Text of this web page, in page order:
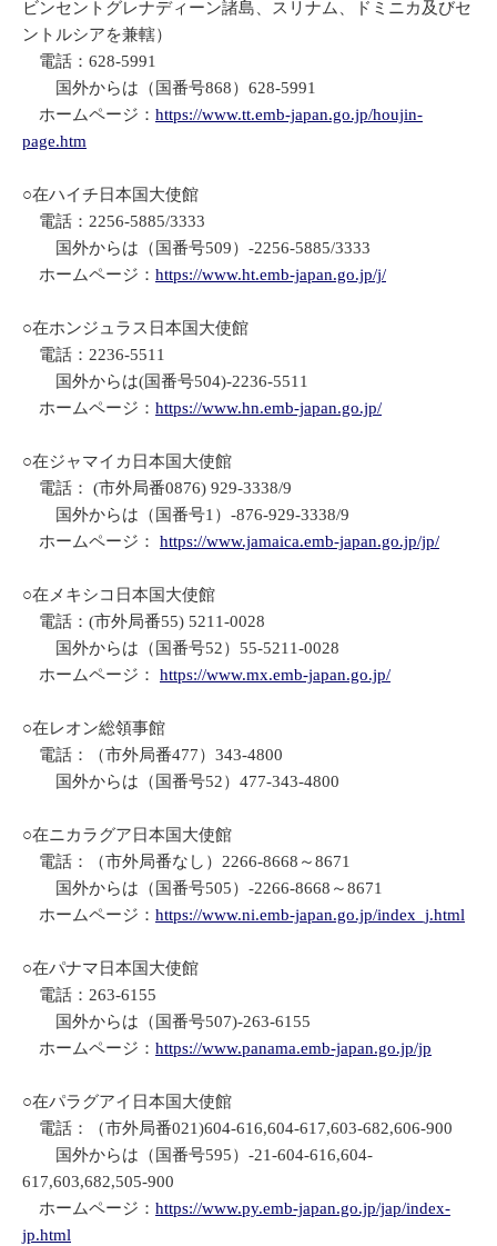
ビンセントグレナディーン諸島、スリナム、ドミニカ及びセ
ントルシアを兼轄）
電話：628-5991
国外からは（国番号868）628-5991
ホームページ： https://www.tt.emb-japan.go.jp/houjin-
page.htm
○在ハイチ日本国大使館
電話：2256-5885/3333
国外からは（国番号509）-2256-5885/3333
ホームページ： https://www.ht.emb-japan.go.jp/j/
○在ホンジュラス日本国大使館
電話：2236-5511
国外からは(国番号504)-2236-5511
ホームページ： https://www.hn.emb-japan.go.jp/
○在ジャマイカ日本国大使館
電話： (市外局番0876) 929-3338/9
国外からは（国番号1）-876-929-3338/9
ホームページ： https://www.jamaica.emb-japan.go.jp/jp/
○在メキシコ日本国大使館
電話：(市外局番55) 5211-0028
国外からは（国番号52）55-5211-0028
ホームページ： https://www.mx.emb-japan.go.jp/
○在レオン総領事館
電話：（市外局番477）343-4800
国外からは（国番号52）477-343-4800
○在ニカラグア日本国大使館
電話：（市外局番なし）2266-8668～8671
国外からは（国番号505）-2266-8668～8671
ホームページ： https://www.ni.emb-japan.go.jp/index_j.html
○在パナマ日本国大使館
電話：263-6155
国外からは（国番号507)-263-6155
ホームページ： https://www.panama.emb-japan.go.jp/jp
○在パラグアイ日本国大使館
電話：（市外局番021)604-616,604-617,603-682,606-900
国外からは（国番号595）-21-604-616,604-
617,603,682,505-900
ホームページ： https://www.py.emb-japan.go.jp/jap/index-
jp.html